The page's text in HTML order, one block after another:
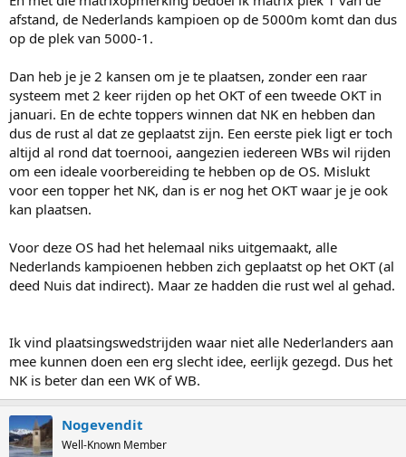
afstand, de Nederlands kampioen op de 5000m komt dan dus
op de plek van 5000-1.
Dan heb je je 2 kansen om je te plaatsen, zonder een raar
systeem met 2 keer rijden op het OKT of een tweede OKT in
januari. En de echte toppers winnen dat NK en hebben dan
dus de rust al dat ze geplaatst zijn. Een eerste piek ligt er toch
altijd al rond dat toernooi, aangezien iedereen WBs wil rijden
om een ideale voorbereiding te hebben op de OS. Mislukt
voor een topper het NK, dan is er nog het OKT waar je je ook
kan plaatsen.
Voor deze OS had het helemaal niks uitgemaakt, alle
Nederlands kampioenen hebben zich geplaatst op het OKT (al
deed Nuis dat indirect). Maar ze hadden die rust wel al gehad.
Ik vind plaatsingswedstrijden waar niet alle Nederlanders aan
mee kunnen doen een erg slecht idee, eerlijk gezegd. Dus het
NK is beter dan een WK of WB.
Nogevendit
Well-Known Member